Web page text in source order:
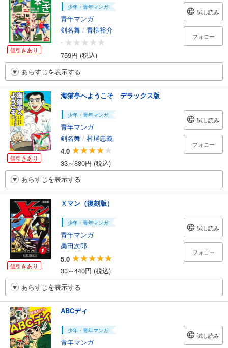
値引きあり
少年・青年マンガ
青年マンガ
剣名舞 / 青柳裕介
-
759円 (税込)
試し読み
フォロー
あらすじを表示する
値引きあり
海猫亭へようこそ デラックス版
少年・青年マンガ
青年マンガ
剣名舞 / 村尾忠義
4.0
33～880円 (税込)
試し読み
フォロー
あらすじを表示する
値引きあり
Ｘマン（復刻版）
少年・青年マンガ
青年マンガ
桑田次郎
5.0
33～440円 (税込)
試し読み
フォロー
あらすじを表示する
ABCディ
少年・青年マンガ
青年マンガ
試し読み